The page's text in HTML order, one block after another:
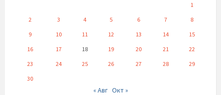
1
2
3 4 5 6 7
8
9
10 11 12 13 14
15
16
17 18 19 20 21
22
23
24 25 26 27 28
29
30
« Авг Окт »